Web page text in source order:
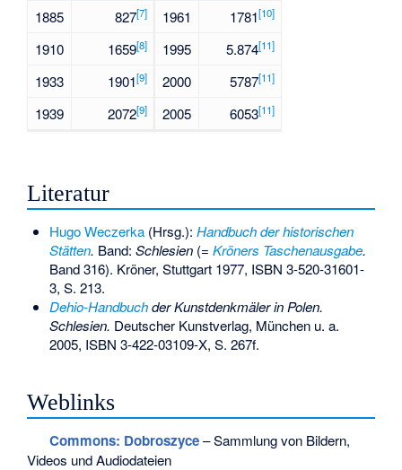
1885 827[7]
1910 1659[8]
1933 1901[9]
1939 2072[9]
1961 1781[10]
1995 5.874[11]
2000 5787[11]
2005 6053[11]
Literatur
Hugo Weczerka(Hrsg.): Handbuch der historischen
Stätten. Band: Schlesien(= Kröners Taschenausgabe.
Band 316). Kröner, Stuttgart 1977, ISBN 3-520-31601-
3, S. 213.
Dehio-Handbuchder Kunstdenkmäler in Polen.
Schlesien. Deutscher Kunstverlag, München u. a.
2005, ISBN 3-422-03109-X, S. 267f.
Weblinks
Commons: Dobroszyce– Sammlung von Bildern,
Videos und Audiodateien